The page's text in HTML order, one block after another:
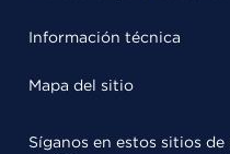
Información técnica
Mapa del sitio
Síganos en estos sitios